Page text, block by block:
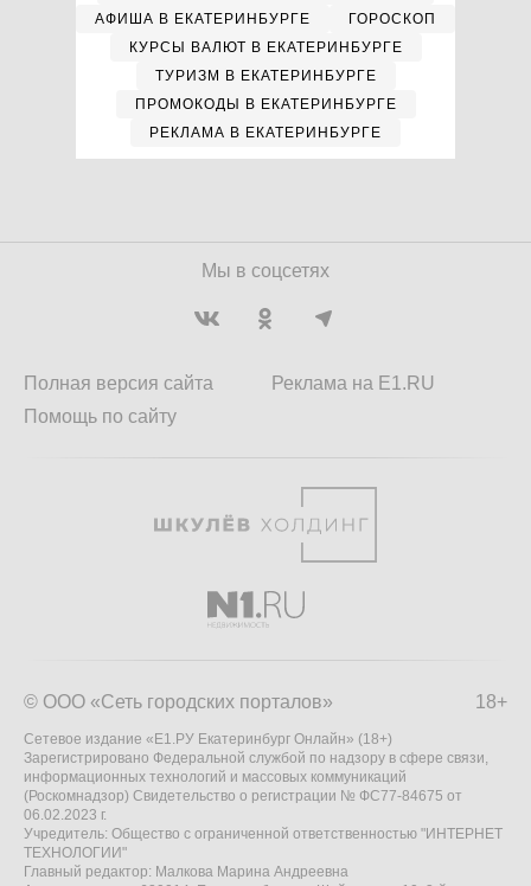
АФИША В ЕКАТЕРИНБУРГЕ
ГОРОСКОП
КУРСЫ ВАЛЮТ В ЕКАТЕРИНБУРГЕ
ТУРИЗМ В ЕКАТЕРИНБУРГЕ
ПРОМОКОДЫ В ЕКАТЕРИНБУРГЕ
РЕКЛАМА В ЕКАТЕРИНБУРГЕ
Мы в соцсетях
Полная версия сайта
Помощь по сайту
Реклама на E1.RU
18+
© ООО «Сеть городских порталов»
Сетевое издание «Е1.РУ Екатеринбург Онлайн» (18+)
Зарегистрировано Федеральной службой по надзору в сфере связи,
информационных технологий и массовых коммуникаций
(Роскомнадзор) Свидетельство о регистрации № ФС77-84675 от
06.02.2023 г.
Учредитель: Общество с ограниченной ответственностью "ИНТЕРНЕТ
ТЕХНОЛОГИИ"
Главный редактор: Малкова Марина Андреевна